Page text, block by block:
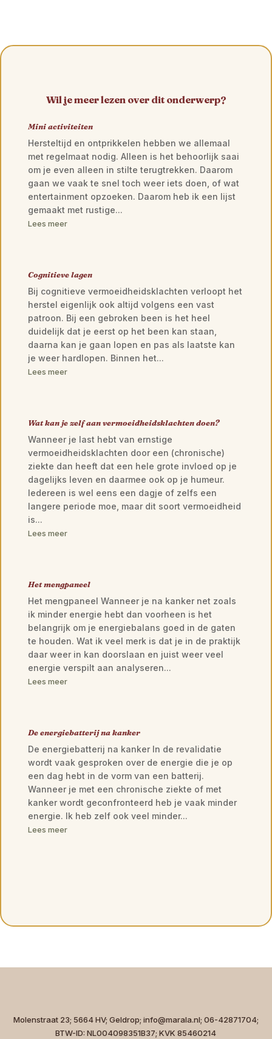
Wil je meer lezen over dit onderwerp?
Mini activiteiten
Hersteltijd en ontprikkelen hebben we allemaal
met regelmaat nodig. Alleen is het behoorlijk saai
om je even alleen in stilte terugtrekken. Daarom
gaan we vaak te snel toch weer iets doen, of wat
entertainment opzoeken. Daarom heb ik een lijst
gemaakt met rustige...
Lees meer
Cognitieve lagen
Bij cognitieve vermoeidheidsklachten verloopt het
herstel eigenlijk ook altijd volgens een vast
patroon. Bij een gebroken been is het heel
duidelijk dat je eerst op het been kan staan,
daarna kan je gaan lopen en pas als laatste kan
je weer hardlopen. Binnen het...
Lees meer
Wat kan je zelf aan vermoeidheidsklachten doen?
Wanneer je last hebt van ernstige
vermoeidheidsklachten door een (chronische)
ziekte dan heeft dat een hele grote invloed op je
dagelijks leven en daarmee ook op je humeur.
Iedereen is wel eens een dagje of zelfs een
langere periode moe, maar dit soort vermoeidheid
is...
Lees meer
Het mengpaneel
Het mengpaneel Wanneer je na kanker net zoals
ik minder energie hebt dan voorheen is het
belangrijk om je energiebalans goed in de gaten
te houden. Wat ik veel merk is dat je in de praktijk
daar weer in kan doorslaan en juist weer veel
energie verspilt aan analyseren...
Lees meer
De energiebatterij na kanker
De energiebatterij na kanker In de revalidatie
wordt vaak gesproken over de energie die je op
een dag hebt in de vorm van een batterij.
Wanneer je met een chronische ziekte of met
kanker wordt geconfronteerd heb je vaak minder
energie. Ik heb zelf ook veel minder...
Lees meer
Molenstraat 23; 5664 HV; Geldrop; info@marala.nl; 06-42871704;
BTW-ID: NL004098351B37; KVK 85460214